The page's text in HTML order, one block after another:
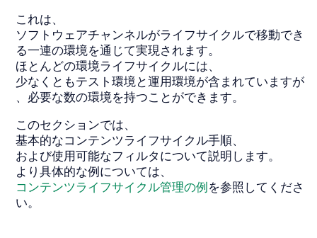
これは、
ソフトウェアチャンネルがライフサイクルで移動でき
る一連の環境を通じて実現されます。
ほとんどの環境ライフサイクルには、
少なくともテスト環境と運用環境が含まれていますが
、必要な数の環境を持つことができます。
このセクションでは、
基本的なコンテンツライフサイクル手順、
および使用可能なフィルタについて説明します。
より具体的な例については、
コンテンツライフサイクル管理の例を参照してくださ
い。